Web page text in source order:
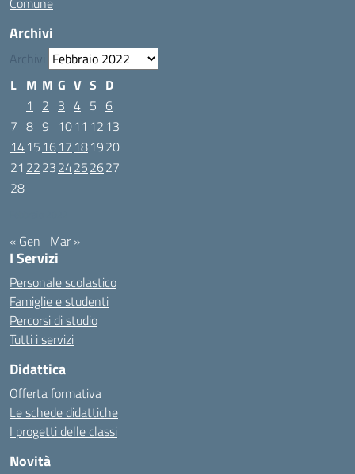
Archivi
Archivi
L M M G V S D
1
2 3 4 5 6
7 8 9 1011 12 13
1415 1617 181920
21 222324252627
28
« Gen Mar »
I Servizi
Personale scolastico
Famiglie e studenti
Percorsi di studio
Tutti i servizi
Didattica
Offerta formativa
Le schede didattiche
I progetti delle classi
Novità